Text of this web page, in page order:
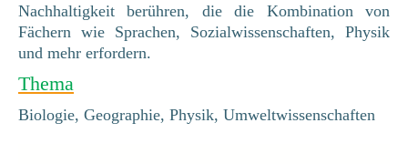
Nachhaltigkeit berühren, die die Kombination von
Fächern wie Sprachen, Sozialwissenschaften, Physik
und mehr erfordern.
Thema
Biologie, Geographie, Physik, Umweltwissenschaften